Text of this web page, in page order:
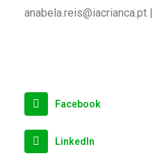
anabela.reis@iacrianca.pt
Facebook
LinkedIn